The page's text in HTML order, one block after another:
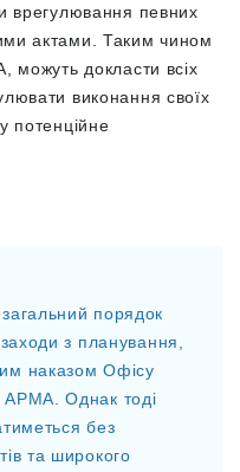
врегулювання певних
актами. Таким чином
можуть докласти всіх
виконання своїх
потенційне
порядок
з планування,
наказом Офісу
АРМА. Однак тоді
без
та широкого